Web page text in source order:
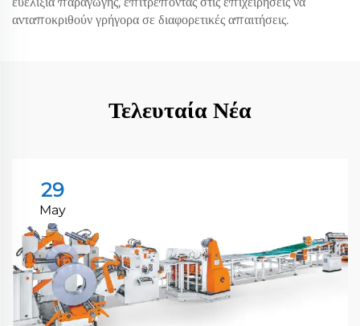
ανταποκριθούν γρήγορα σε διαφορετικές απαιτήσεις.
Τελευταία Νέα
29
May